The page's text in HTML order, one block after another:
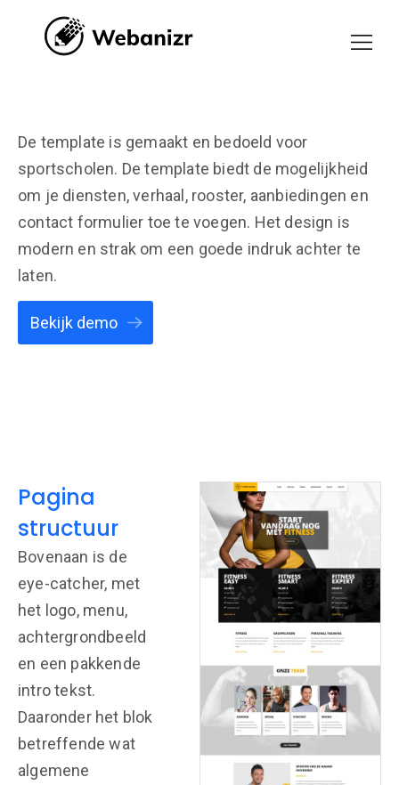
De template is gemaakt en bedoeld voor
sportscholen. De template biedt de mogelijkheid
om je diensten, verhaal, rooster, aanbiedingen en
contact formulier toe te voegen. Het design is
modern en strak om een goede indruk achter te
laten.
Bekijk demo
Pagina
structuur
Bovenaan is de
eye-catcher, met
het logo, menu,
achtergrondbeeld
en een pakkende
intro tekst.
Daaronder het blok
betreffende wat
algemene